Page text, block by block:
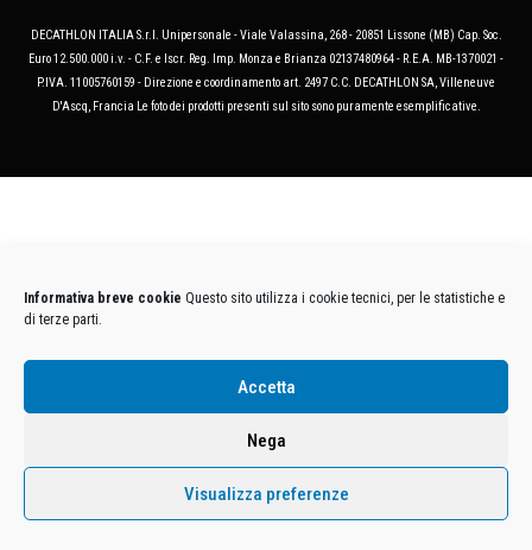
Informativa breve cookie Questo sito utilizza i cookie tecnici, per le statistiche e
di terze parti.
Accetta
Nega
Visualizza preferenze
DECATHLON ITALIA S.r.l. Unipersonale - Viale Valassina, 268 - 20851 Lissone (MB) Cap. Soc.
Euro 12.500.000 i.v. - C.F. e Iscr. Reg. Imp. Monza e Brianza 02137480964 - R.E.A. MB-1370021 -
P.IVA. 11005760159 - Direzione e coordinamento art. 2497 C.C. DECATHLON SA, Villeneuve
D'Ascq, Francia Le foto dei prodotti presenti sul sito sono puramente esemplificative.